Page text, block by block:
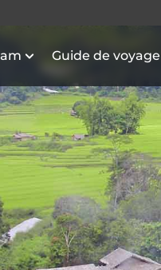
Guide de voyage